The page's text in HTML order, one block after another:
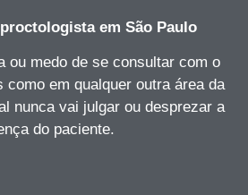
em São Paulo
ou medo de se consultar com o
como em qualquer outra área da
nunca vai julgar ou desprezar a
do paciente.